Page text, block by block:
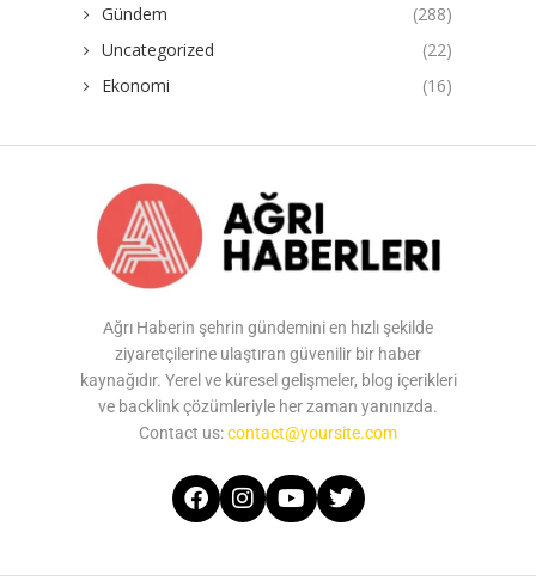
Gündem
(288)
Uncategorized
(22)
Ekonomi
(16)
Ağrı Haberin şehrin gündemini en hızlı şekilde
ziyaretçilerine ulaştıran güvenilir bir haber
kaynağıdır. Yerel ve küresel gelişmeler, blog içerikleri
ve backlink çözümleriyle her zaman yanınızda.
Contact us:contact@yoursite.com